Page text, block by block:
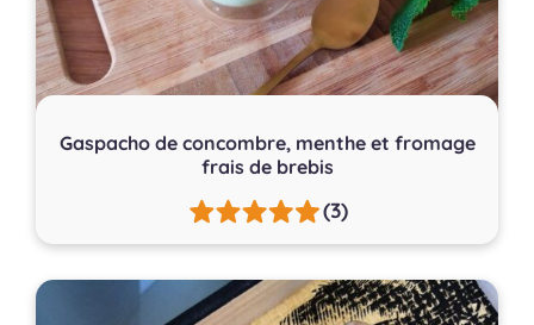
Gaspacho de concombre, menthe et fromage
frais de brebis
(3)